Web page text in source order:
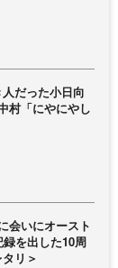
だった小日向
村「にやにやし
会いにオースト
を出した10周
リ＞